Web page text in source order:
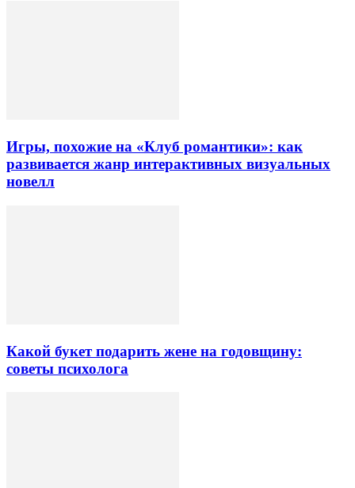
Игры, похожие на «Клуб романтики»: как
развивается жанр интерактивных визуальных
новелл
Какой букет подарить жене на годовщину:
советы психолога